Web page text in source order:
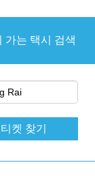
가는 택시 검색
티켓 찾기